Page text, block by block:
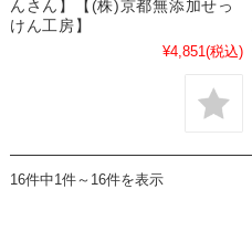
んさん】【(株)京都無添加せっ
けん工房】
¥4,851(税込)
16件中1件～16件を表示